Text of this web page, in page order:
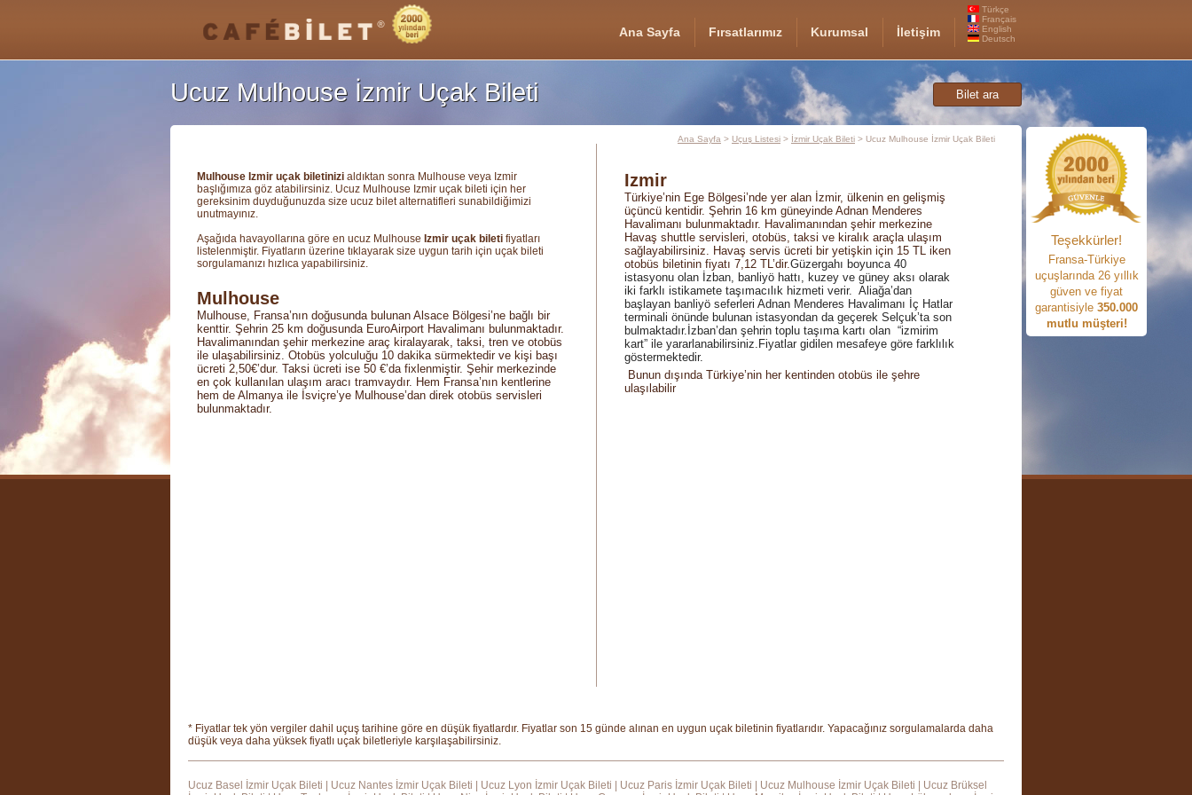
Ana Sayfa Fırsatlarımız Kurumsal İletişim
Türkçe
Français
English
Deutsch
Ucuz Mulhouse İzmir Uçak Bileti Bilet ara
Teşekkürler!
Fransa-Türkiye
uçuşlarında 26 yıllık
güven ve fiyat
garantisiyle 350.000
mutlu müşteri!
Ana Sayfa > Uçuş Listesi > İzmir Uçak Bileti > Ucuz Mulhouse İzmir Uçak Bileti
Mulhouse Izmir uçak biletinizi aldıktan sonra Mulhouse veya Izmir
başlığımıza göz atabilirsiniz. Ucuz Mulhouse Izmir uçak bileti için her
gereksinim duyduğunuzda size ucuz bilet alternatifleri sunabildiğimizi
unutmayınız.
Aşağıda havayollarına göre en ucuz Mulhouse Izmir uçak bileti fiyatları
listelenmiştir. Fiyatların üzerine tıklayarak size uygun tarih için uçak bileti
sorgulamanızı hızlıca yapabilirsiniz.
Mulhouse
Mulhouse, Fransa’nın doğusunda bulunan Alsace Bölgesi’ne bağlı bir
kenttir. Şehrin 25 km doğusunda EuroAirport Havalimanı bulunmaktadır.
Havalimanından şehir merkezine araç kiralayarak, taksi, tren ve otobüs
ile ulaşabilirsiniz. Otobüs yolculuğu 10 dakika sürmektedir ve kişi başı
ücreti 2,50€’dur. Taksi ücreti ise 50 €’da fixlenmiştir. Şehir merkezinde
en çok kullanılan ulaşım aracı tramvaydır. Hem Fransa’nın kentlerine
hem de Almanya ile İsviçre’ye Mulhouse’dan direk otobüs servisleri
bulunmaktadır.
Izmir
Türkiye’nin Ege Bölgesi’nde yer alan İzmir, ülkenin en gelişmiş
üçüncü kentidir. Şehrin 16 km güneyinde Adnan Menderes
Havalimanı bulunmaktadır. Havalimanından şehir merkezine
Havaş shuttle servisleri, otobüs, taksi ve kiralık araçla ulaşım
sağlayabilirsiniz. Havaş servis ücreti bir yetişkin için 15 TL iken
otobüs biletinin fiyatı 7,12 TL’dir.Güzergahı boyunca 40
istasyonu olan İzban, banliyö hattı, kuzey ve güney aksı olarak
iki farklı istikamete taşımacılık hizmeti verir. Aliağa’dan
başlayan banliyö seferleri Adnan Menderes Havalimanı İç Hatlar
terminali önünde bulunan istasyondan da geçerek Selçuk’ta son
bulmaktadır.İzban’dan şehrin toplu taşıma kartı olan “izmirim
kart” ile yararlanabilirsiniz.Fiyatlar gidilen mesafeye göre farklılık
göstermektedir.
Bunun dışında Türkiye’nin her kentinden otobüs ile şehre
ulaşılabilir
* Fiyatlar tek yön vergiler dahil uçuş tarihine göre en düşük fiyatlardır. Fiyatlar son 15 günde alınan en uygun uçak biletinin fiyatlarıdır. Yapacağınız sorgulamalarda daha
düşük veya daha yüksek fiyatlı uçak biletleriyle karşılaşabilirsiniz.
Ucuz Basel İzmir Uçak Bileti Ucuz Nantes İzmir Uçak Bileti Ucuz Lyon İzmir Uçak Bileti Ucuz Paris İzmir Uçak Bileti Ucuz Mulhouse İzmir Uçak Bileti
Ucuz Brüksel